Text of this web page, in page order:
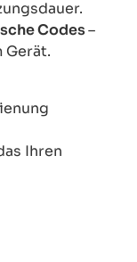
Codes–
Ihren